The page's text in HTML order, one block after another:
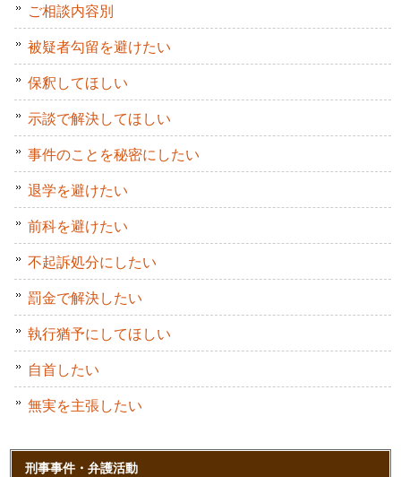
ご相談内容別
被疑者勾留を避けたい
保釈してほしい
示談で解決してほしい
事件のことを秘密にしたい
退学を避けたい
前科を避けたい
不起訴処分にしたい
罰金で解決したい
執行猶予にしてほしい
自首したい
無実を主張したい
刑事事件・弁護活動